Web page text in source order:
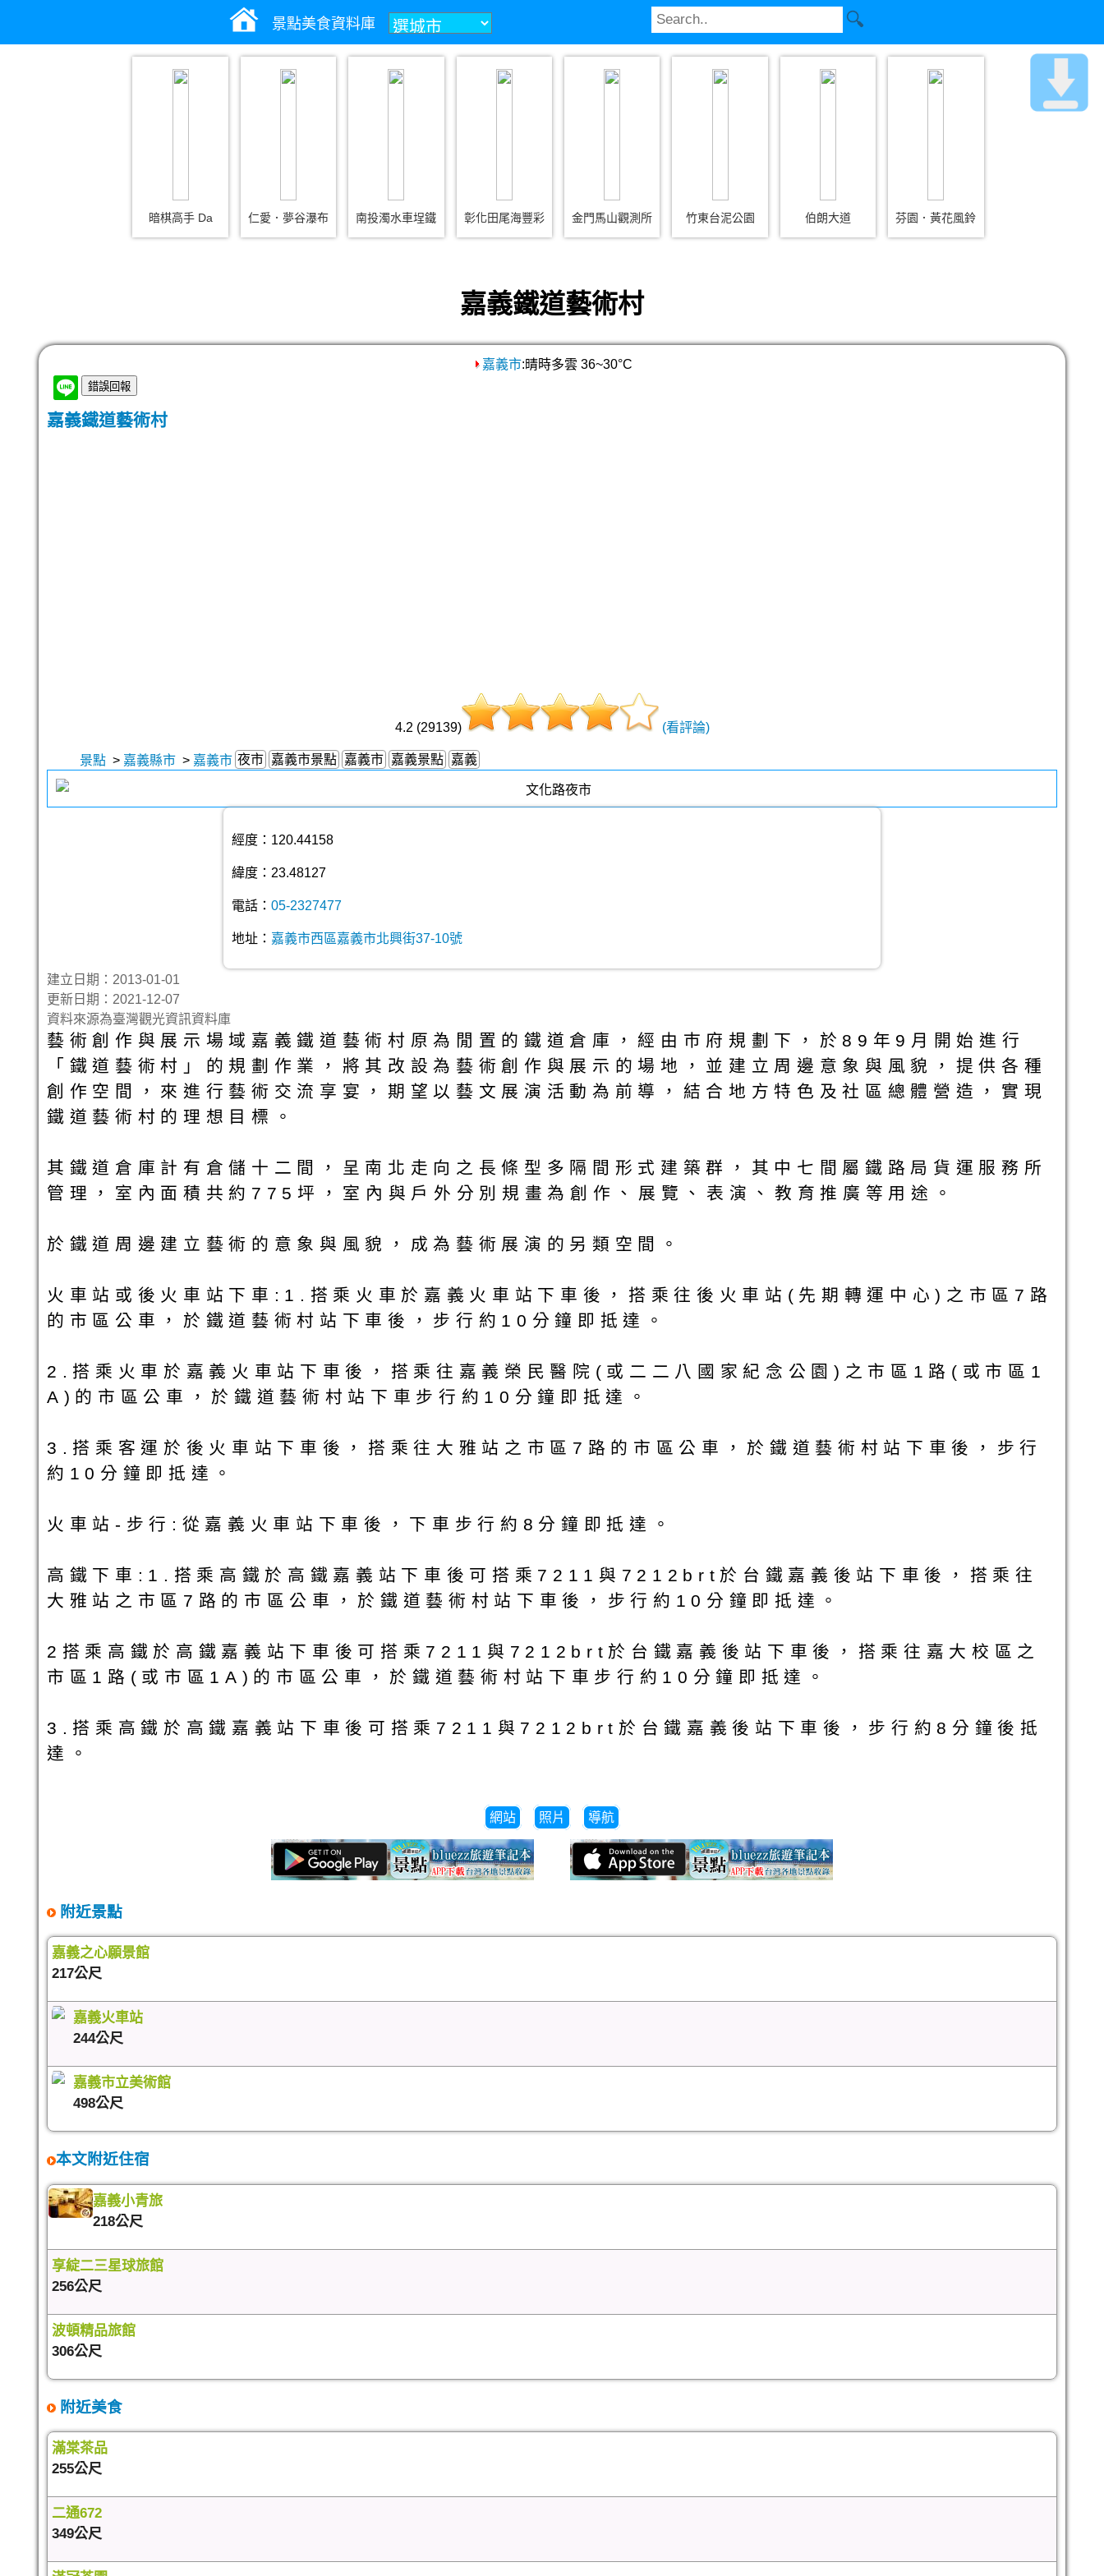
景點美食資料庫
暗棋高手 Da 仁愛．夢谷瀑布 南投濁水車埕鐵 彰化田尾海豐彩 金門馬山觀測所 竹東台泥公園 伯朗大道 芬園．黃花風鈴
嘉義鐵道藝術村
嘉義市:晴時多雲 36~30°C
嘉義鐵道藝術村
4.2 (29139) (看評論)
景點 > 嘉義縣市 > 嘉義市 夜市 嘉義市景點 嘉義市 嘉義景點 嘉義
經度：120.44158
緯度：23.48127
電話： 05-2327477
地址： 嘉義市西區嘉義市北興街37-10號
建立日期：2013-01-01
更新日期：2021-12-07
資料來源為臺灣觀光資訊資料庫
藝術創作與展示場域嘉義鐵道藝術村原為閒置的鐵道倉庫，經由巿府規劃下，於89年9月開始進行
「鐵道藝術村」的規劃作業，將其改設為藝術創作與展示的場地，並建立周邊意象與風貌，提供各種
創作空間，來進行藝術交流享宴，期望以藝文展演活動為前導，結合地方特色及社區總體營造，實現
鐵道藝術村的理想目標。
其鐵道倉庫計有倉儲十二間，呈南北走向之長條型多隔間形式建築群，其中七間屬鐵路局貨運服務所
管理，室內面積共約775坪，室內與戶外分別規畫為創作、展覽、表演、教育推廣等用途。
於鐵道周邊建立藝術的意象與風貌，成為藝術展演的另類空間。
火車站或後火車站下車:1.搭乘火車於嘉義火車站下車後，搭乘往後火車站(先期轉運中心)之市區7路
的市區公車，於鐵道藝術村站下車後，步行約10分鐘即抵達。
2.搭乘火車於嘉義火車站下車後，搭乘往嘉義榮民醫院(或二二八國家紀念公園)之市區1路(或市區1
A)的市區公車，於鐵道藝術村站下車步行約10分鐘即抵達。
3.搭乘客運於後火車站下車後，搭乘往大雅站之市區7路的市區公車，於鐵道藝術村站下車後，步行
約10分鐘即抵達。
火車站-步行:從嘉義火車站下車後，下車步行約8分鐘即抵達。
高鐵下車:1.搭乘高鐵於高鐵嘉義站下車後可搭乘7211與7212brt於台鐵嘉義後站下車後，搭乘往
大雅站之市區7路的市區公車，於鐵道藝術村站下車後，步行約10分鐘即抵達。
2搭乘高鐵於高鐵嘉義站下車後可搭乘7211與7212brt於台鐵嘉義後站下車後，搭乘往嘉大校區之
市區1路(或市區1A)的市區公車，於鐵道藝術村站下車步行約10分鐘即抵達。
3.搭乘高鐵於高鐵嘉義站下車後可搭乘7211與7212brt於台鐵嘉義後站下車後，步行約8分鐘後抵
達。
網站 照片 導航
附近景點
嘉義之心願景館
217公尺
嘉義火車站
244公尺
嘉義市立美術館
498公尺
本文附近住宿
嘉義小青旅
218公尺
享綻二三星球旅館
256公尺
波頓精品旅館
306公尺
附近美食
滿棠茶品
255公尺
二通672
349公尺